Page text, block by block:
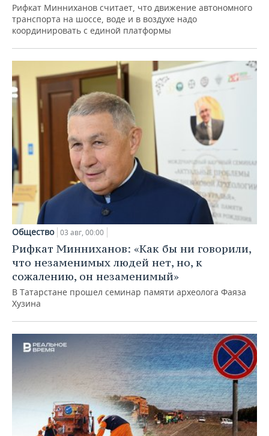
Рифкат Минниханов считает, что движение автономного
транспорта на шоссе, воде и в воздухе надо
координировать с единой платформы
Общество 03 авг, 00:00
Рифкат Минниханов: «Как бы ни говорили,
что незаменимых людей нет, но, к
сожалению, он незаменимый»
В Татарстане прошел семинар памяти археолога Фаяза
Хузина